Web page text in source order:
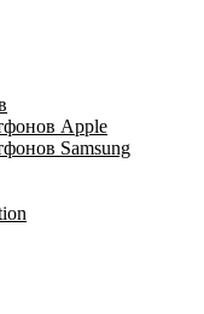
Apple
Samsung